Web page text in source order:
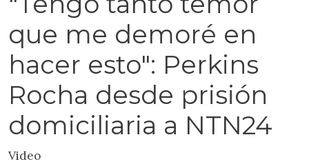
que me demoré en
hacer esto": Perkins
Rocha desde prisión
domiciliaria a NTN24
Video